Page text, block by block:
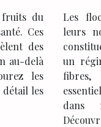
fruits du
Ces
des
au-delà
les
les
Les
leurs
un
dans